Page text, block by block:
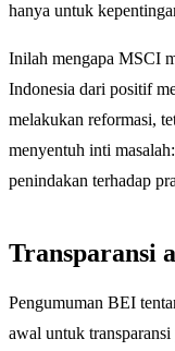
hanya untuk
Inilah mengapa MSCI
Indonesia dari positif
melakukan reformasi,
menyentuh inti
penindakan terhadap
Transparansi
Pengumuman BEI
awal untuk